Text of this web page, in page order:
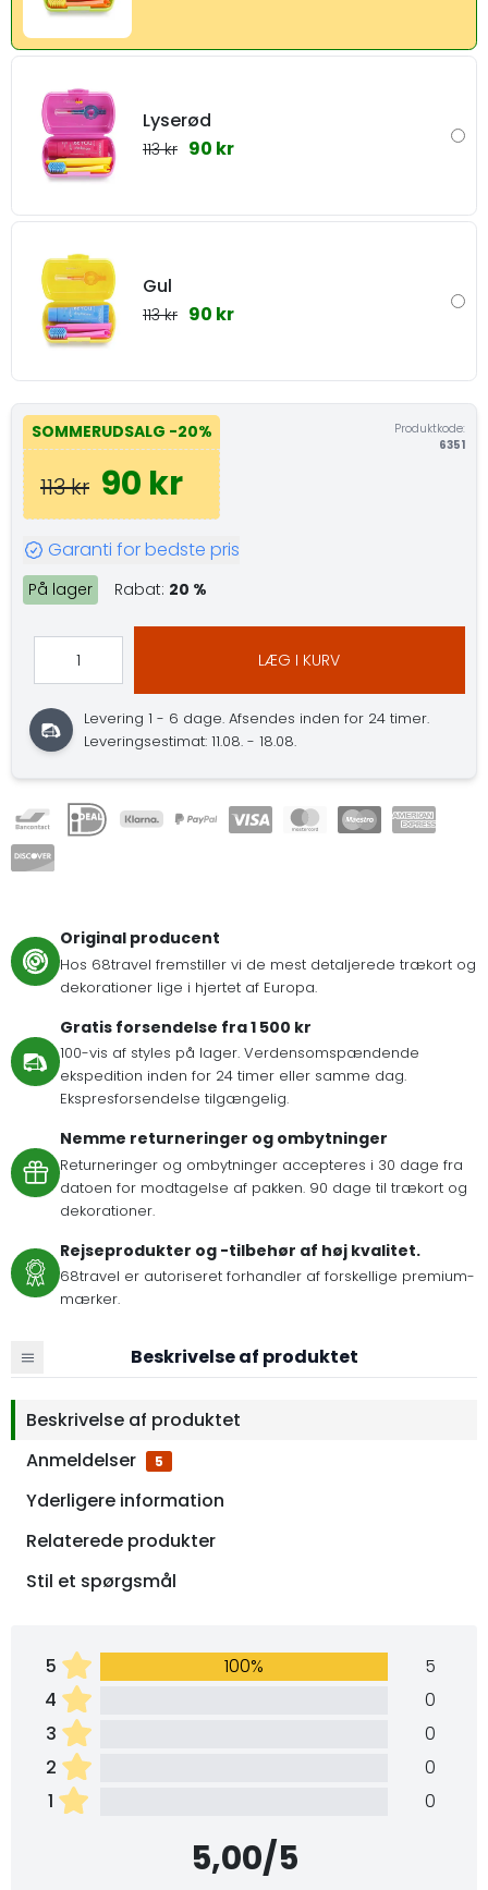
Lyserød
113 kr 90 kr
Gul
113 kr 90 kr
SOMMERUDSALG -20%
113 kr 90 kr
Produktkode:
6351
Garanti for bedste pris
På lager Rabat: 20 %
LÆG I KURV
Levering 1 - 6 dage.Afsendes inden for 24 timer.
Leveringsestimat: 11.08. - 18.08.
Original producent
Hos 68travel fremstiller vi de mest detaljerede trækort og
dekorationer lige i hjertet af Europa.
Gratis forsendelse fra 1 500 kr
100-vis af styles på lager. Verdensomspændende
ekspedition inden for 24 timer eller samme dag.
Ekspresforsendelse tilgængelig.
Nemme returneringer og ombytninger
Returneringer og ombytninger accepteres i 30 dage fra
datoen for modtagelse af pakken. 90 dage til trækort og
dekorationer.
Rejseprodukter og -tilbehør af høj kvalitet.
68travel er autoriseret forhandler af forskellige premium-
mærker.
Beskrivelse af produktet
Beskrivelse af produktet
Anmeldelser
5
Yderligere information
Relaterede produkter
Stil et spørgsmål
5 100%
5
4
0
3
0
2
0
1
0
5,00/5